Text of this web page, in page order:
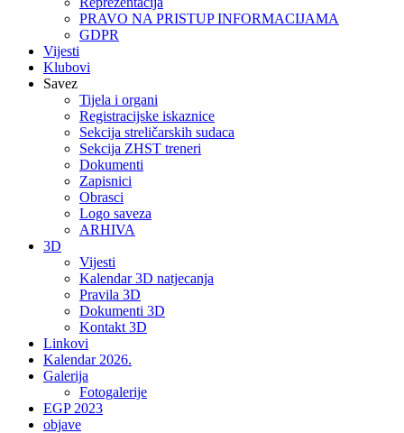
PRAVO NA PRISTUP INFORMACIJAMA
GDPR
Vijesti
Klubovi
Savez
Tijela i organi
Registracijske iskaznice
Sekcija streličarskih sudaca
Sekcija ZHST treneri
Dokumenti
Zapisnici
Obrasci
Logo saveza
ARHIVA
3D
Vijesti
Kalendar 3D natjecanja
Pravila 3D
Dokumenti 3D
Kontakt 3D
Linkovi
Kalendar 2026.
Galerija
Fotogalerije
EGP 2023
objave